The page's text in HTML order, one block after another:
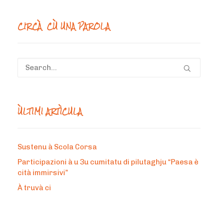
CIRCÀ CÙ UNA PAROLA
ÙLTIMI ARTÌCULA
Sustenu à Scola Corsa
Participazioni à u 3u cumitatu di pilutaghju “Paesa è
cità immirsivi”
À truvà ci